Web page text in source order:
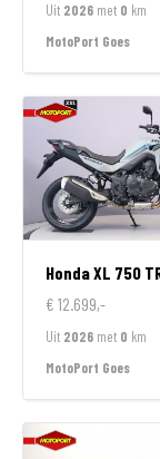
Uit 2026 met 0 km
MotoPort Goes
HondaXL 750
€ 12.699,-
Uit 2026 met 0 km
MotoPort Goes